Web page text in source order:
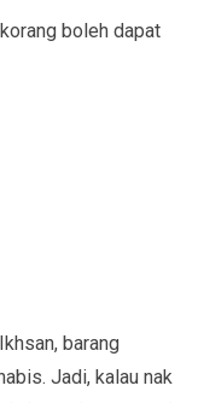
boleh dapat
barang
Jadi, kalau nak